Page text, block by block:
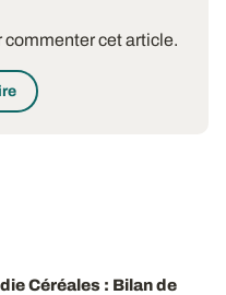
commenter cet article.
Céréales : Bilan de